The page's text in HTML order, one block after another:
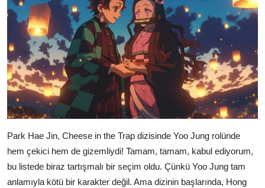
Park Hae Jin, Cheese in the Trap dizisinde Yoo Jung rolünde
hem çekici hem de gizemliydi! Tamam, tamam, kabul ediyorum,
bu listede biraz tartışmalı bir seçim oldu. Çünkü Yoo Jung tam
anlamıyla kötü bir karakter değil. Ama dizinin başlarında, Hong